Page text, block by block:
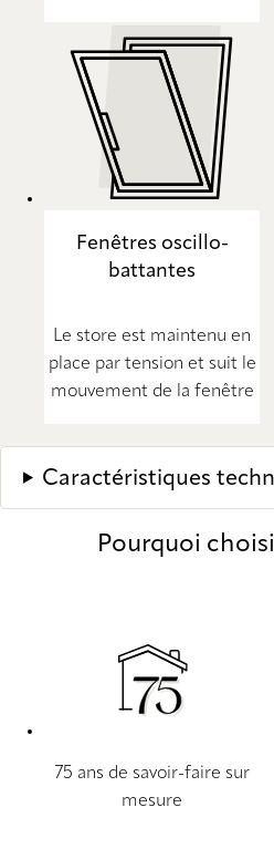
Fenêtres oscillo-
battantes
Le store est maintenu en
place par tension et suit le
mouvement de la fenêtre
Caractéristiques
Pourquoi
75 ans de savoir-faire sur
mesure